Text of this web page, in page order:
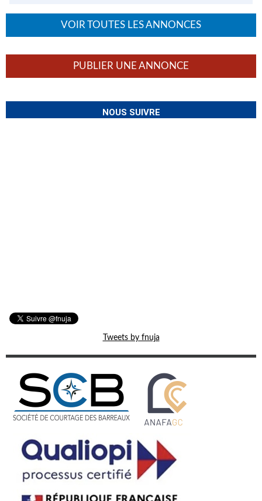
VOIR TOUTES LES ANNONCES
PUBLIER UNE ANNONCE
NOUS SUIVRE
Tweets by fnuja